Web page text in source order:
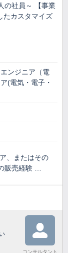
の社員～ 【事業
たカスタマイズ
ンジニア（電
(電気・電子・
、またはその
販売経験 …